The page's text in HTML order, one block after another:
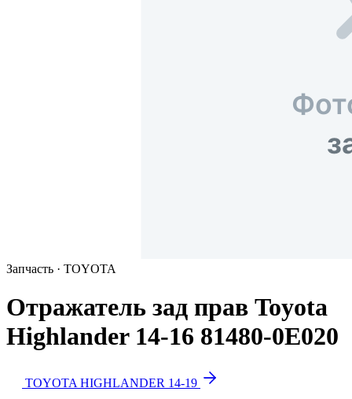
Запчасть · TOYOTA
Отражатель зад прав Toyota
Highlander 14-16 81480-0E020
TOYOTA HIGHLANDER 14-19